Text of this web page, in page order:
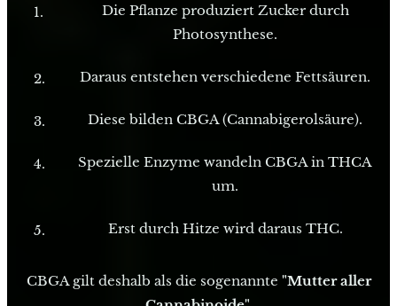
Die Pflanze produziert Zucker durch
Photosynthese.
Daraus entstehen verschiedene Fettsäuren.
Diese bilden CBGA (Cannabigerolsäure).
Spezielle Enzyme wandeln CBGA in THCA
um.
Erst durch Hitze wird daraus THC.
CBGA gilt deshalb als die sogenannte "Mutter aller